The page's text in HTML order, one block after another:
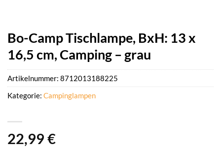
Bo-Camp Tischlampe, BxH: 13 x
16,5 cm, Camping – grau
22,99 €
Artikelnummer: 8712013188225
Kategorie: Campinglampen